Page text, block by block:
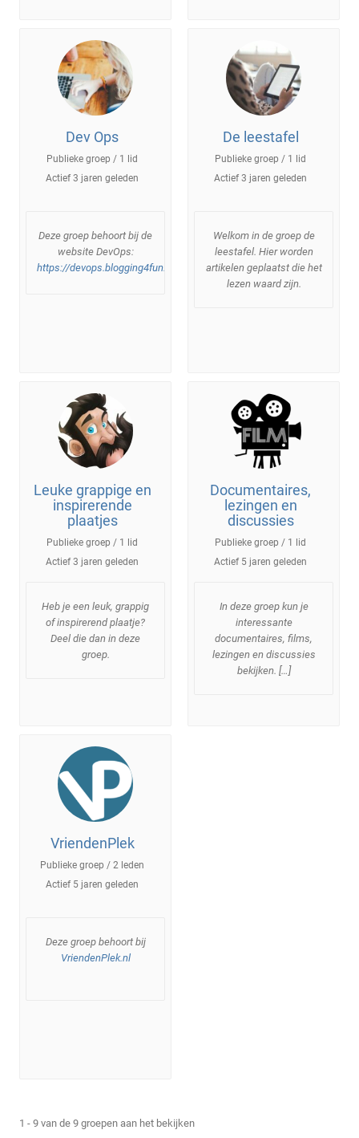
Dev Ops
Publieke groep / 1 lid
Actief3 jaren geleden
Deze groep behoort bij de
website DevOps:
https://devops.blogging4fun.com
De leestafel
Publieke groep / 1 lid
Actief3 jaren geleden
Welkom in de groep de
leestafel. Hier worden
artikelen geplaatst die het
lezen waard zijn.
Leuke grappige en
inspirerende
plaatjes
Publieke groep / 1 lid
Actief3 jaren geleden
Heb je een leuk, grappig
of inspirerend plaatje?
Deel die dan in deze
groep.
Documentaires,
lezingen en
discussies
Publieke groep / 1 lid
Actief 5 jaren geleden
In deze groep kun je
interessante
documentaires, films,
lezingen en discussies
bekijken. […]
VriendenPlek
Publieke groep / 2 leden
Actief 5 jaren geleden
Deze groep behoort bij
VriendenPlek.nl
1 - 9 van de 9 groepen aan het bekijken